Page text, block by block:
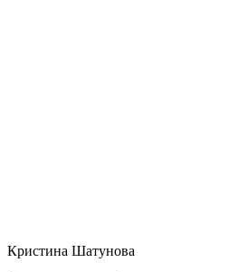
Кристина Шатунова